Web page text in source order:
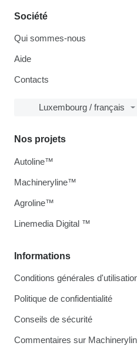
Société
Qui sommes-nous
Aide
Contacts
Luxembourg / français
Informations
Conditions générales
Politique de confidentialité
Conseils de sécurité
Commentaires sur
Nos projets
Autoline™
Machineryline™
Agroline™
Linemedia Digital ™